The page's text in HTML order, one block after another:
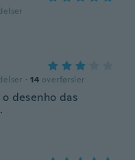
· 14 overførsler
desenho das